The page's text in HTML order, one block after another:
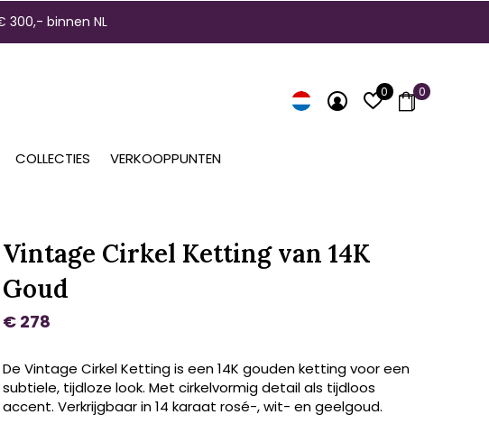
COLLECTIES VERKOOPPUNTEN
0 0
300,- binnen NL
Vintage Cirkel Ketting van 14K
Goud
€ 278
De Vintage Cirkel Ketting is een 14K gouden ketting voor een
subtiele, tijdloze look. Met cirkelvormig detail als tijdloos
accent. Verkrijgbaar in 14 karaat rosé-, wit- en geelgoud.